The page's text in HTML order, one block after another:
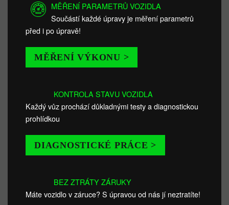
MĚŘENÍ PARAMETRŮ VOZIDLA
Součástí každé úpravy je měření parametrů
před i po úpravě!
MĚŘENÍ VÝKONU >
KONTROLA STAVU VOZIDLA
Každý vůz prochází důkladnými testy a diagnostickou
prohlídkou
DIAGNOSTICKÉ PRÁCE >
BEZ ZTRÁTY ZÁRUKY
Máte vozidlo v záruce? S úpravou od nás jí neztratíte!